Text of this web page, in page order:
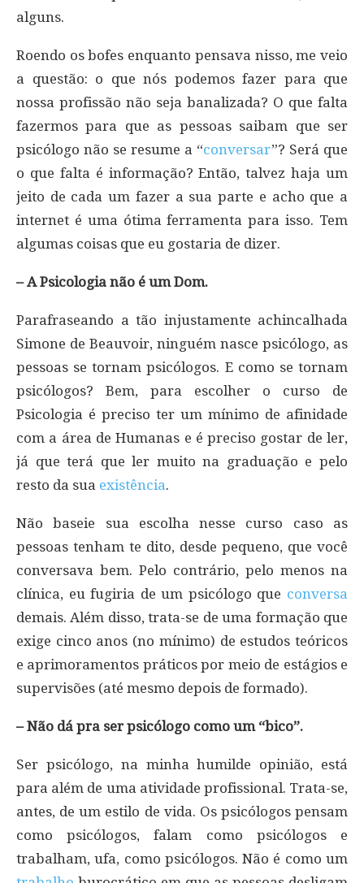
alguns.
Roendo os bofes enquanto pensava nisso, me veio
a questão: o que nós podemos fazer para que
nossa profissão não seja banalizada? O que falta
fazermos para que as pessoas saibam que ser
psicólogo não se resume a “conversar”? Será que
o que falta é informação? Então, talvez haja um
jeito de cada um fazer a sua parte e acho que a
internet é uma ótima ferramenta para isso. Tem
algumas coisas que eu gostaria de dizer.
– A Psicologia não é um Dom.
Parafraseando a tão injustamente achincalhada
Simone de Beauvoir, ninguém nasce psicólogo, as
pessoas se tornam psicólogos. E como se tornam
psicólogos? Bem, para escolher o curso de
Psicologia é preciso ter um mínimo de afinidade
com a área de Humanas e é preciso gostar de ler,
já que terá que ler muito na graduação e pelo
resto da sua existência.
Não baseie sua escolha nesse curso caso as
pessoas tenham te dito, desde pequeno, que você
conversava bem. Pelo contrário, pelo menos na
clínica, eu fugiria de um psicólogo que conversa
demais. Além disso, trata-se de uma formação que
exige cinco anos (no mínimo) de estudos teóricos
e aprimoramentos práticos por meio de estágios e
supervisões (até mesmo depois de formado).
– Não dá pra ser psicólogo como um “bico”.
Ser psicólogo, na minha humilde opinião, está
para além de uma atividade profissional. Trata-se,
antes, de um estilo de vida. Os psicólogos pensam
como psicólogos, falam como psicólogos e
trabalham, ufa, como psicólogos. Não é como um